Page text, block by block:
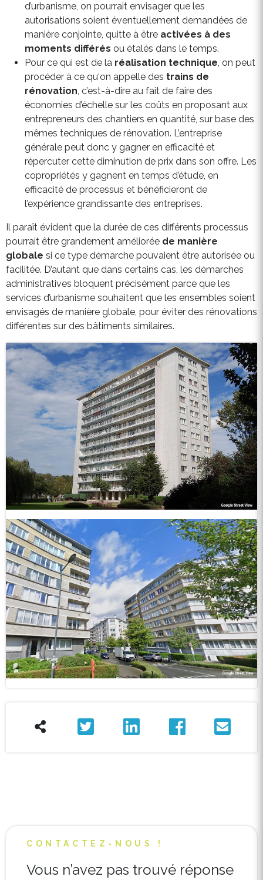
d’urbanisme, on pourrait envisager que les
autorisations soient éventuellement demandées de
manière conjointe, quitte à être activées à des
moments différés ou étalés dans le temps.
Pour ce qui est de la réalisation technique, on peut
procéder à ce qu‘on appelle des trains de
rénovation, c’est-à-dire au fait de faire des
économies d’échelle sur les coûts en proposant aux
entrepreneurs des chantiers en quantité, sur base des
mêmes techniques de rénovation. L’entreprise
générale peut donc y gagner en efficacité et
répercuter cette diminution de prix dans son offre. Les
copropriétés y gagnent en temps d’étude, en
efficacité de processus et bénéficieront de
l’expérience grandissante des entreprises.
Il paraît évident que la durée de ces différents processus
pourrait être grandement améliorée de manière
globale si ce type démarche pouvaient être autorisée ou
facilitée. D’autant que dans certains cas, les démarches
administratives bloquent précisément parce que les
services d’urbanisme souhaitent que les ensembles soient
envisagés de manière globale, pour éviter des rénovations
différentes sur des bâtiments similaires.
CONTACTEZ-NOUS !
Vous n’avez pas trouvé réponse